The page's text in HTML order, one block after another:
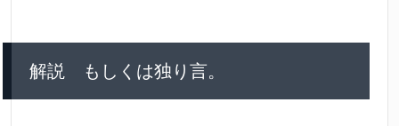
解説 もしくは独り言。